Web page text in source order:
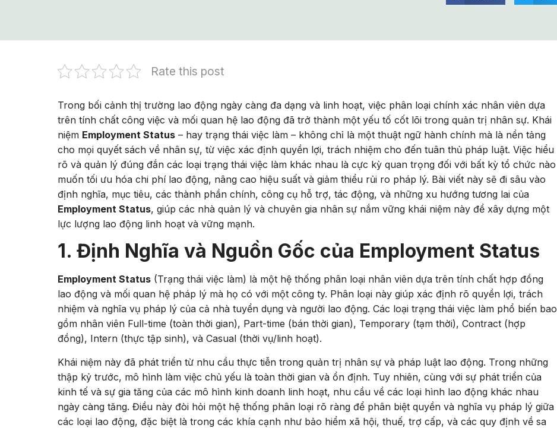
Rate this post
Trong bối cảnh thị trường lao động ngày càng đa dạng và linh hoạt, việc phân loại chính xác nhân viên dựa
trên tính chất công việc và mối quan hệ lao động đã trở thành một yếu tố cốt lõi trong quản trị nhân sự. Khái
niệm Employment Status – hay trạng thái việc làm – không chỉ là một thuật ngữ hành chính mà là nền tảng
cho mọi quyết sách về nhân sự, từ việc xác định quyền lợi, trách nhiệm cho đến tuân thủ pháp luật. Việc hiểu
rõ và quản lý đúng đắn các loại trạng thái việc làm khác nhau là cực kỳ quan trọng đối với bất kỳ tổ chức nào
muốn tối ưu hóa chi phí lao động, nâng cao hiệu suất và giảm thiểu rủi ro pháp lý. Bài viết này sẽ đi sâu vào
định nghĩa, mục tiêu, các thành phần chính, công cụ hỗ trợ, tác động, và những xu hướng tương lai của
Employment Status, giúp các nhà quản lý và chuyên gia nhân sự nắm vững khái niệm này để xây dựng một
lực lượng lao động linh hoạt và vững mạnh.
1. Định Nghĩa và Nguồn Gốc của Employment Status
Employment Status (Trạng thái việc làm) là một hệ thống phân loại nhân viên dựa trên tính chất hợp đồng
lao động và mối quan hệ pháp lý mà họ có với một công ty. Phân loại này giúp xác định rõ quyền lợi, trách
nhiệm và nghĩa vụ pháp lý của cả nhà tuyển dụng và người lao động. Các loại trạng thái việc làm phổ biến bao
gồm nhân viên Full-time (toàn thời gian), Part-time (bán thời gian), Temporary (tạm thời), Contract (hợp
đồng), Intern (thực tập sinh), và Casual (thời vụ/linh hoạt).
Khái niệm này đã phát triển từ nhu cầu thực tiễn trong quản trị nhân sự và pháp luật lao động. Trong những
thập kỷ trước, mô hình làm việc chủ yếu là toàn thời gian và ổn định. Tuy nhiên, cùng với sự phát triển của
kinh tế và sự gia tăng của các mô hình kinh doanh linh hoạt, nhu cầu về các loại hình lao động khác nhau
ngày càng tăng. Điều này đòi hỏi một hệ thống phân loại rõ ràng để phân biệt quyền và nghĩa vụ pháp lý giữa
các loại lao động, đặc biệt là trong các khía cạnh như bảo hiểm xã hội, thuế, trợ cấp, và các quy định về sa